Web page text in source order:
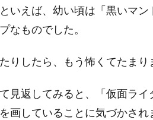
いえば、幼い頃は「黒いマ
なものでした。
りしたら、もう怖くてたまり
見返してみると、「仮面ラ
画していることに気づかされ